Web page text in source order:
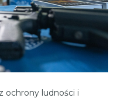
ochrony ludności i